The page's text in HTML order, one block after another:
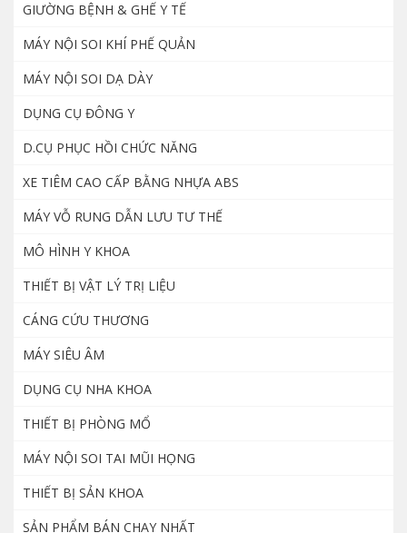
GIƯỜNG BỆNH & GHẾ Y TẾ
MÁY NỘI SOI KHÍ PHẾ QUẢN
MÁY NỘI SOI DẠ DÀY
DỤNG CỤ ĐÔNG Y
D.CỤ PHỤC HỒI CHỨC NĂNG
XE TIÊM CAO CẤP BẰNG NHỰA ABS
MÁY VỖ RUNG DẪN LƯU TƯ THẾ
MÔ HÌNH Y KHOA
THIẾT BỊ VẬT LÝ TRỊ LIỆU
CÁNG CỨU THƯƠNG
MÁY SIÊU ÂM
DỤNG CỤ NHA KHOA
THIẾT BỊ PHÒNG MỔ
MÁY NỘI SOI TAI MŨI HỌNG
THIẾT BỊ SẢN KHOA
SẢN PHẨM BÁN CHẠY NHẤT
1.200.000
Mô hình thực hành điều dưỡng nam nữ
Máy nội soi cổ tử cung – YIKEDA SD 3002
8.500.000 ₫
hiệu Hàn Quốc
dưới
đông y